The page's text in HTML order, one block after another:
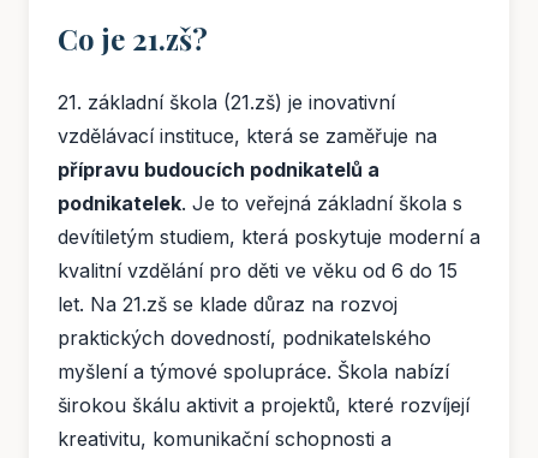
Co je 21.zš?
21. základní škola (21.zš) je inovativní
vzdělávací instituce, která se zaměřuje na
přípravu budoucích podnikatelů a
podnikatelek. Je to veřejná základní škola s
devítiletým studiem, která poskytuje moderní a
kvalitní vzdělání pro děti ve věku od 6 do 15
let. Na 21.zš se klade důraz na rozvoj
praktických dovedností, podnikatelského
myšlení a týmové spolupráce. Škola nabízí
širokou škálu aktivit a projektů, které rozvíjejí
kreativitu, komunikační schopnosti a